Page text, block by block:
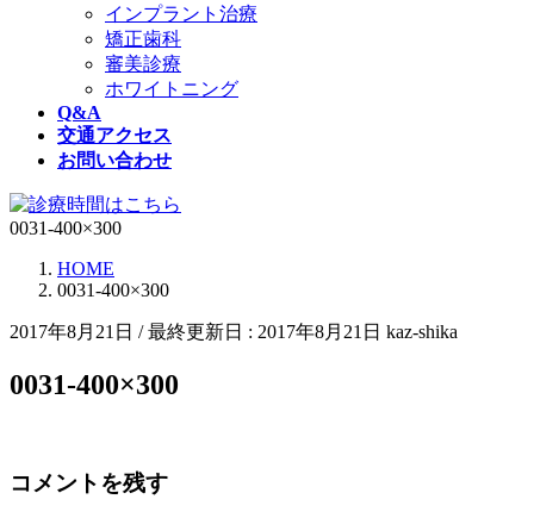
インプラント治療
矯正歯科
審美診療
ホワイトニング
Q&A
交通アクセス
お問い合わせ
0031-400×300
HOME
0031-400×300
2017年8月21日 / 最終更新日 : 2017年8月21日 kaz-shika
0031-400×300
コメントを残す